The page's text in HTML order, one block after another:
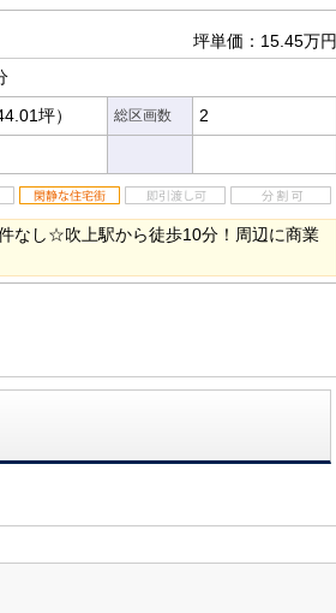
坪単価：15.45万円
坪） 総区画数 2
なし☆吹上駅から徒歩10分！周辺に商業